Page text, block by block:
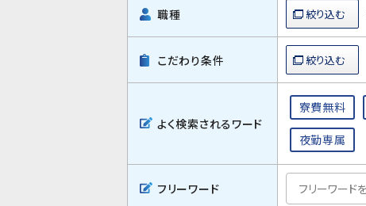
職種
こだわり条件
よく検索されるワード
寮費無料
夜勤専属
フリーワード